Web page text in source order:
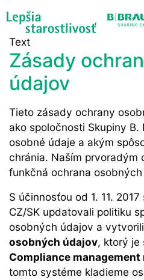
to
Domov Zásady Ochrany
Text
Zásady
údajov
Tieto zásady ochrany
ako spoločnosti Skupiny B.
osobné údaje a akým
chránia. Naším prvoradým
funkčná ochrana
S účinnosťou od 1. 11.
CZ/SK updatovali politiku
osobných údajov a
osobných údajov, ktorý je
Compliance
tomto systéme kladieme